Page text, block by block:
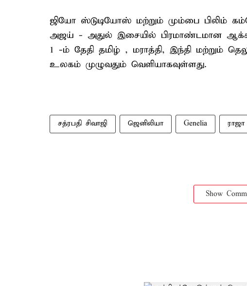
ஜியோ ஸ்டுடியோஸ் மற்றும் மும்பை பிலிம்
அஜய் - அதுல் இசையில் பிரமாண்டமான ஆக்‌சன்
1 -ம் தேதி தமிழ் , மராத்தி, இந்தி மற்றும்
உலகம் முழுவதும் வெளியாகவுள்ளது.
சத்ரபதி சிவாஜி ஜெனிலியா Genelia ராஜா
Show